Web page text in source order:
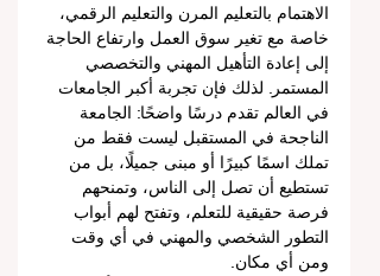
الاهتمام بالتعليم المرن والتعليم الرقمي،
خاصة مع تغير سوق العمل وارتفاع الحاجة
إلى إعادة التأهيل المهني والتخصصي
المستمر. لذلك فإن تجربة أكبر الجامعات
في العالم تقدم درسًا واضحًا: الجامعة
الناجحة في المستقبل ليست فقط من
تملك اسمًا كبيرًا أو مبنى جميلًا، بل من
تستطيع أن تصل إلى الناس، وتمنحهم
فرصة حقيقية للتعلم، وتفتح لهم أبواب
التطور الشخصي والمهني في أي وقت
ومن أي مكان.